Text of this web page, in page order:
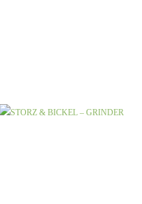
STORZ & BICKEL – GRINDER